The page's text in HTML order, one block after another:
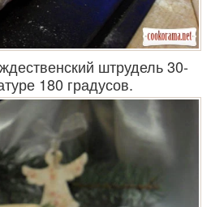
штрудель 30-
180 градусов.